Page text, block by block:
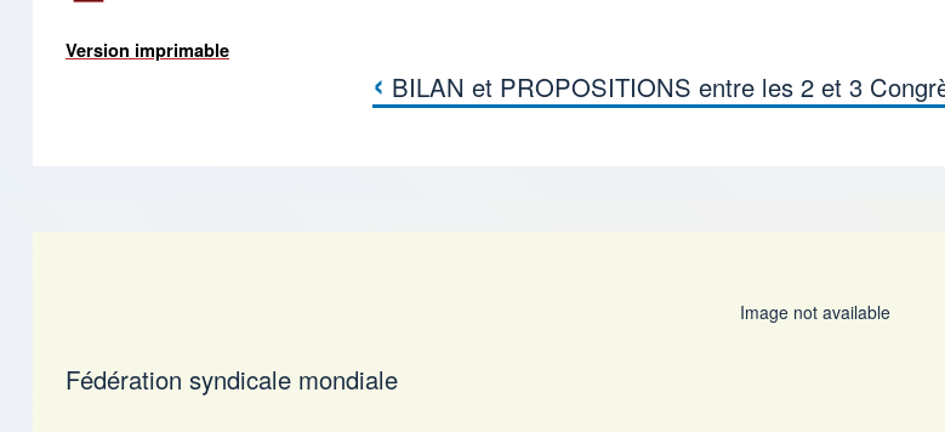
Version imprimable
Liens transversaux de livre pour
‹ BILAN et PROPOSITIONS entre les 2 et 3
Image not available
Fédération syndicale mondiale